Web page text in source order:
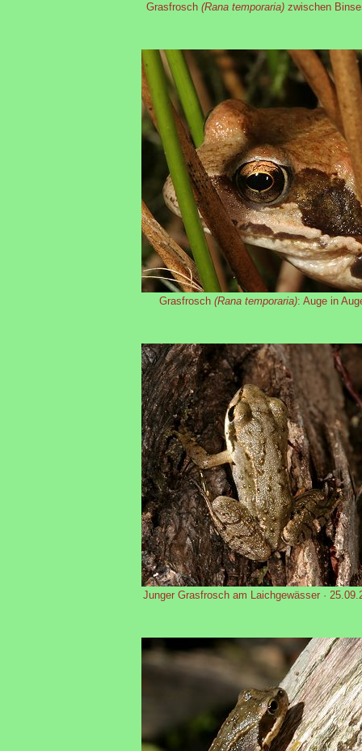
Grasfrosch (Rana temporaria) zwischen
Grasfrosch (Rana temporaria): Auge in
Junger Grasfrosch am Laichgewässer ·